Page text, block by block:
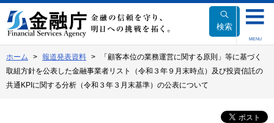
文
へ
動
検索
MENU
ホーム 報道発表資料
「顧客本位の業務運営に関する原則」等に基づく
取組方針を公表した金融事業者リスト（令和３年９月末時点）及び投資信託の
共通KPIに関する分析（令和３年３月末基準）の公表について